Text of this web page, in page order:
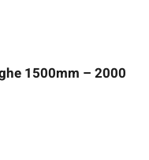
1500mm – 2000